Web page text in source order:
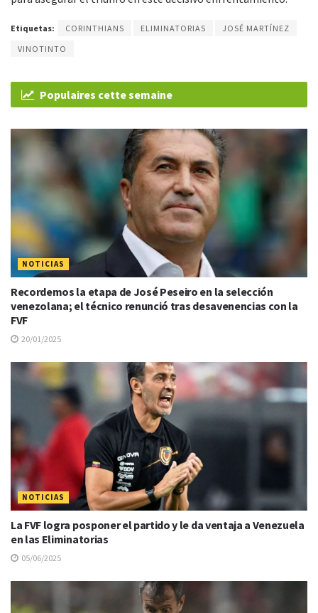
Etiquetas: CORINTHIANS ELIMINATORIAS
JOSÉ MARTÍNEZ
VINOTINTO
Populaires cette semaine
NOTICIAS
Recordemos la etapa de José Peseiro en la selección
venezolana; el técnico renunció tras desavenencias con la
FVF
20/01/2025
NOTICIAS
La FVF logra posponer el partido y le da ventaja a Venezuela
en las Eliminatorias
05/06/2025